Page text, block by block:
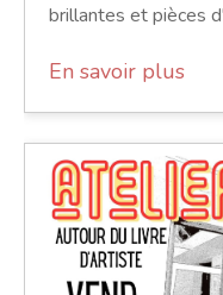
brillantes et pièces
En savoir plus